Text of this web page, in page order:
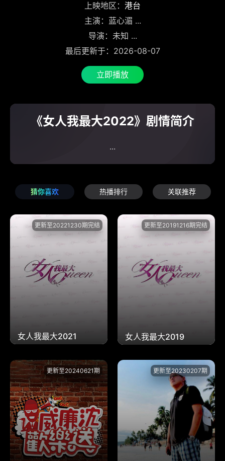
上映地区： 港台
主演：蓝心湄 ...
导演：未知 ...
最后更新于：2026-08-07
立即播放
《女人我最大2022》剧情简介
...
猜你喜欢 热播排行 关联推荐
更新至20221230期完结
女人我最大2021
更新至20191216期完结
女人我最大2019
更新至20240621期 更新至20230207期